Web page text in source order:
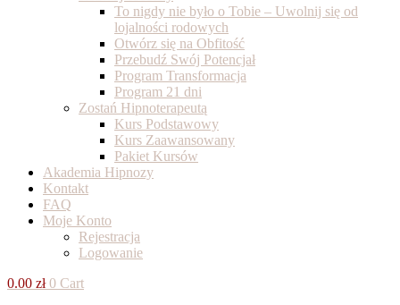
To nigdy nie było o Tobie – Uwolnij się od
lojalności rodowych
Otwórz się na Obfitość
Przebudź Swój Potencjał
Program Transformacja
Program 21 dni
Zostań Hipnoterapeutą
Kurs Podstawowy
Kurs Zaawansowany
Pakiet Kursów
Akademia Hipnozy
Kontakt
FAQ
Moje Konto
Rejestracja
Logowanie
0.00 zł 0 Cart